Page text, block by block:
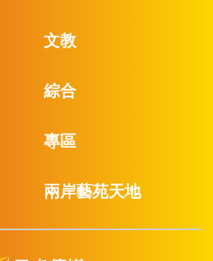
文教
綜合
專區
兩岸藝苑天地